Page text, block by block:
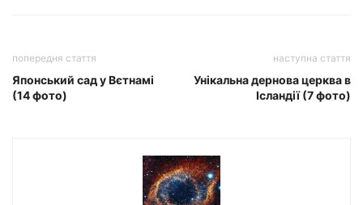
попередня стаття
Японський сад у Вєтнамі
(14 фото)
наступна стаття
Унікальна дернова церква в
Ісландії (7 фото)